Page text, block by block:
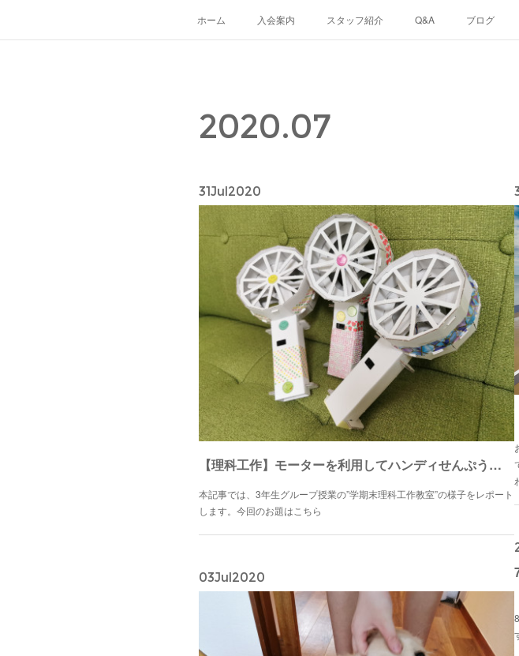
ホーム 入会案内 スタッフ紹介 Q&A ブログ
2020.07
31Jul2020
【理科工作】モーターを利用してハンディせんぷうきを作ろう
本記事では、3年生グループ授業の”学期末理科工作教室”の様子をレポート
します。今回のお題はこちら
03Jul 2020